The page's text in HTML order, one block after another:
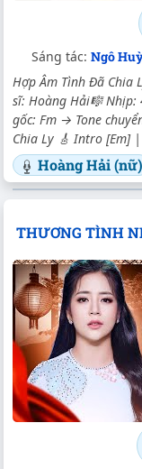
Sáng tác: Ngô
Hợp Âm Tình Đã Chia
sĩ: Hoàng Hải🎼
gốc: Fm → Tone
Chia Ly 🎸 Intro [Em]
Hoàng Hải (nữ)
THƯƠNG TÌNH